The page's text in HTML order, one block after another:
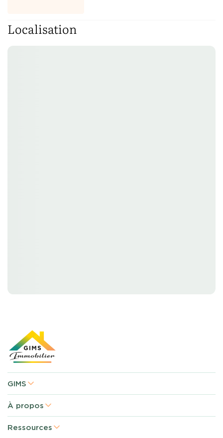
Localisation
GIMS
À propos
Ressources